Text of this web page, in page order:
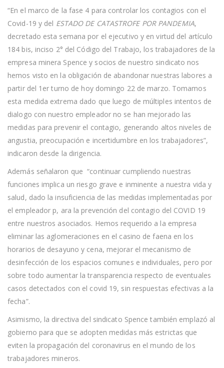
“En el marco de la fase 4 para controlar los contagios con el
Covid-19 y del ESTADO DE CATASTROFE POR PANDEMIA,
decretado esta semana por el ejecutivo y en virtud del artículo
184 bis, inciso 2° del Código del Trabajo, los trabajadores de la
empresa minera Spence y socios de nuestro sindicato nos
hemos visto en la obligación de abandonar nuestras labores a
partir del 1er turno de hoy domingo 22 de marzo. Tomamos
esta medida extrema dado que luego de múltiples intentos de
dialogo con nuestro empleador no se han mejorado las
medidas para prevenir el contagio, generando altos niveles de
angustia, preocupación e incertidumbre en los trabajadores”,
indicaron desde la dirigencia.
Además señalaron que “continuar cumpliendo nuestras
funciones implica un riesgo grave e inminente a nuestra vida y
salud, dado la insuficiencia de las medidas implementadas por
el empleador p, ara la prevención del contagio del COVID 19
entre nuestros asociados. Hemos requerido a la empresa
eliminar las aglomeraciones en el casino de faena en los
horarios de desayuno y cena, mejorar el mecanismo de
desinfección de los espacios comunes e individuales, pero por
sobre todo aumentar la transparencia respecto de eventuales
casos detectados con el covid 19, sin respuestas efectivas a la
fecha”.
Asimismo, la directiva del sindicato Spence también emplazó al
gobierno para que se adopten medidas más estrictas que
eviten la propagación del coronavirus en el mundo de los
trabajadores mineros.